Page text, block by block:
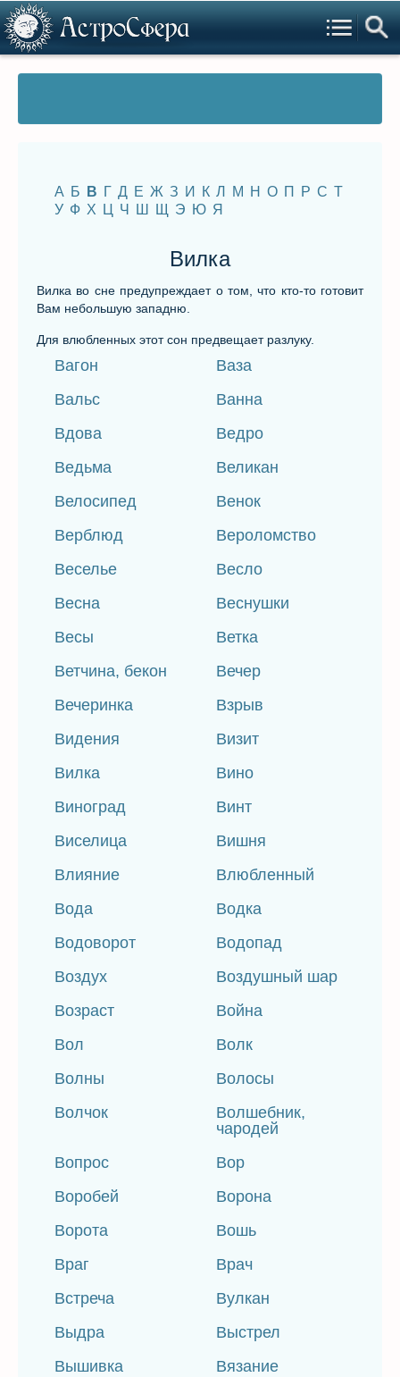
А Б В Г Д Е Ж З И К Л М Н О П Р С Т
У Ф Х Ц Ч Ш Щ Э Ю Я
Вилка
Вилка во сне предупреждает о том, что кто-то готовит
Вам небольшую западню.
Для влюбленных этот сон предвещает разлуку.
Вагон
Ваза
Вальс
Ванна
Вдова
Ведро
Ведьма
Великан
Велосипед
Венок
Верблюд
Вероломство
Веселье
Весло
Весна
Веснушки
Весы
Ветка
Ветчина, бекон
Вечер
Вечеринка
Взрыв
Видения
Визит
Вилка
Вино
Виноград
Винт
Виселица
Вишня
Влияние
Влюбленный
Вода
Водка
Водоворот
Водопад
Воздух
Воздушный шар
Возраст
Война
Вол
Волк
Волны
Волосы
Волчок
Волшебник,
чародей
Вопрос
Вор
Воробей
Ворона
Ворота
Вошь
Враг
Врач
Встреча
Вулкан
Выдра
Выстрел
Вышивка
Вязание